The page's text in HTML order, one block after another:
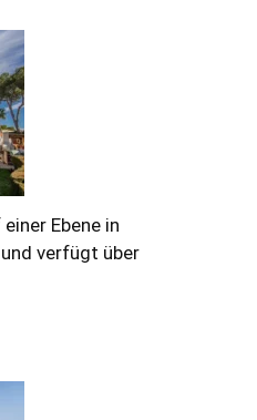
Ebene in
verfügt über